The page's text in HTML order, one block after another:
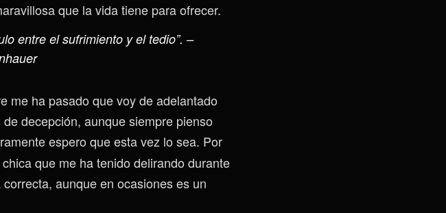
que la vida tiene para ofrecer.
entre el sufrimiento y el tedio”. –
me ha pasado que voy de adelantado
decepción, aunque siempre pienso
espero que esta vez lo sea. Por
que me ha tenido delirando durante
aunque en ocasiones es un